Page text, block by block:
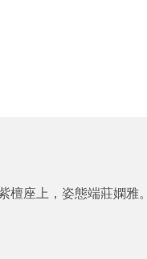
檀座上，姿態端莊嫻雅